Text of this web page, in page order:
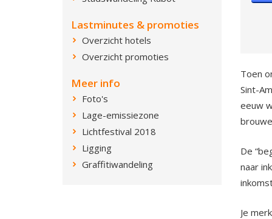
Lastminutes & promoties
Overzicht hotels
Overzicht promoties
Meer info
Foto's
Lage-emissiezone
Lichtfestival 2018
Ligging
Graffitiwandeling
Toen
Sint-
eeuw
De
naar
Je